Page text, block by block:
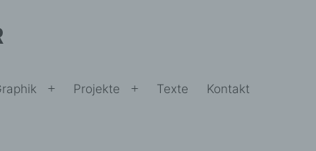
Menü
Projekte
Menü
Texte Kontakt